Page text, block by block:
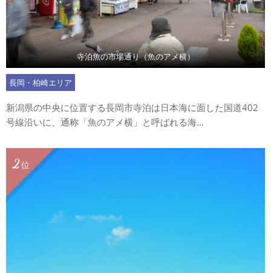
寺泊魚の市場通り（魚のアメ横）
長岡・柏崎エリア
新潟県の中央に位置する長岡市寺泊は日本海に面した国道402
号線沿いに、通称「魚のアメ横」と呼ばれる海...
位
2